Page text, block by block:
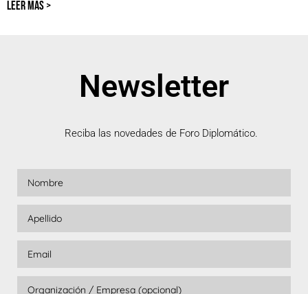
LEER MÁS >
Newsletter
Reciba las novedades de Foro Diplomático.